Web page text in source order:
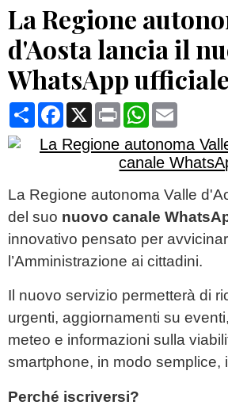
La Regione
d'Aosta lancia il
WhatsApp
CondividiFacebook
X Print WhatsApp
La Regione autonoma Valle
del suo nuovo canale
innovativo pensato per
l’Amministrazione ai cittadini.
Il nuovo servizio permetterà di
urgenti, aggiornamenti su
meteo e informazioni sulla
smartphone, in modo semplice,
Perché iscriversi?